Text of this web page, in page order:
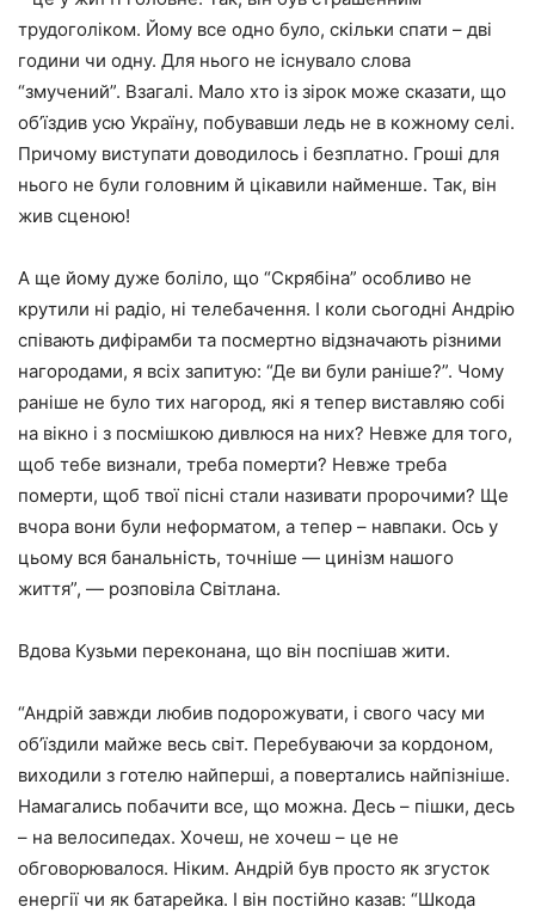
трудоголiком. Йому все одно було, скiльки спати – двi
години чи одну. Для нього не iснувало слова
“змучений”. Взагалі. Мало хто iз зiрок може сказати, що
об’їздив усю Україну, побувавши ледь не в кожному селi.
Причому виступати доводилось i безплатно. Грошi для
нього не були головним й цiкавили найменше. Так, вiн
жив сценою!
А ще йому дуже болiло, що “Скрябiна” особливо не
крутили нi радiо, нi телебачення. I коли сьогоднi Андрiю
спiвають дифірамби та посмертно вiдзначають рiзними
нагородами, я всiх запитую: “Де ви були ранiше?”. Чому
ранiше не було тих нагород, якi я тепер виставляю собi
на вiкно i з посмiшкою дивлюся на них? Невже для того,
щоб тебе визнали, треба померти? Невже треба
померти, щоб твої пiснi стали називати пророчими? Ще
вчора вони були неформатом, а тепер – навпаки. Ось у
цьому вся банальнiсть, точнiше — цинiзм нашого
життя”, — розповіла Світлана.
Вдова Кузьми переконана, що він поспішав жити.
“Андрiй завжди любив подорожувати, i свого часу ми
об’їздили майже весь свiт. Перебуваючи за кордоном,
виходили з готелю найпершi, а повертались найпізніше.
Намагались побачити все, що можна. Десь – пiшки, десь
– на велосипедах. Хочеш, не хочеш – це не
обговорювалося. Нiким. Андрiй був просто як згусток
енергiї чи як батарейка. I вiн постiйно казав: “Шкода